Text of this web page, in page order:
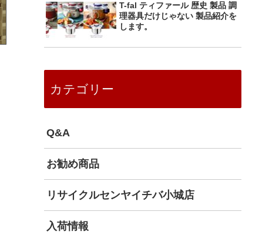
T-fal ティファール 歴史 製品 調
理器具だけじゃない 製品紹介を
します。
カテゴリー
Q&A
お勧め商品
リサイクルセンヤイチバ小城店
入荷情報